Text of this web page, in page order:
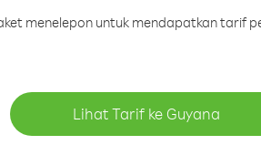
menelepon untuk mendapatkan tarif
Lihat Tarif ke Guyana